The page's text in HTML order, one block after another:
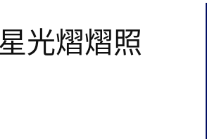
光熠熠照